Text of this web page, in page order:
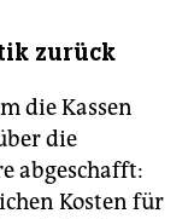
zurück
die Kassen
die
abgeschafft:
Kosten für